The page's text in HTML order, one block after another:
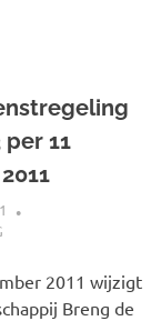
11
2011 wijzigt
Breng de